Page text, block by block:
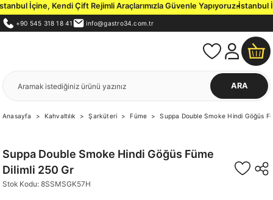
İçine, Kendi Çift Rejimli Araçlarımızla Güvenle Yapıyoruz.İstanbul İçi
+90 545 318 18 41 info@gastro34.com.tr
ARA
Anasayfa Kahvaltılık Şarküteri Füme Suppa Double Smoke Hindi Göğüs
Suppa Double Smoke Hindi Göğüs Füme
Dilimli 250 Gr
Stok Kodu: 8SSMSGK57H